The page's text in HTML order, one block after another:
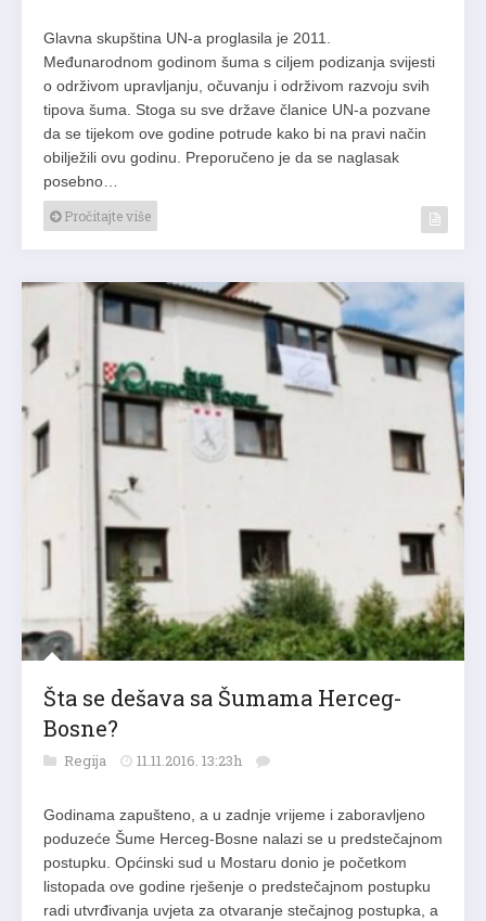
Glavna skupština UN-a proglasila je 2011.
Međunarodnom godinom šuma s ciljem podizanja svijesti
o održivom upravljanju, očuvanju i održivom razvoju svih
tipova šuma. Stoga su sve države članice UN-a pozvane
da se tijekom ove godine potrude kako bi na pravi način
obilježili ovu godinu. Preporučeno je da se naglasak
posebno…
Pročitajte više
Šta se dešava sa Šumama Herceg-
Bosne?
Regija 11.11.2016. 13:23h
Godinama zapušteno, a u zadnje vrijeme i zaboravljeno
poduzeće Šume Herceg-Bosne nalazi se u predstečajnom
postupku. Općinski sud u Mostaru donio je početkom
listopada ove godine rješenje o predstečajnom postupku
radi utvrđivanja uvjeta za otvaranje stečajnog postupka, a